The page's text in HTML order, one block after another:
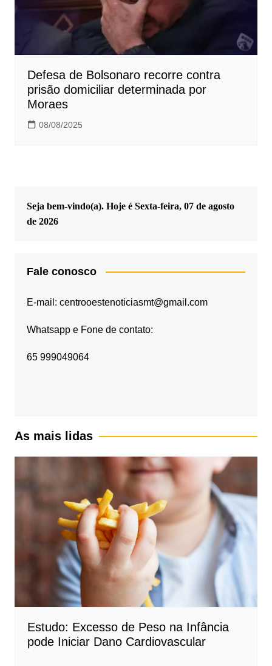
Defesa de Bolsonaro recorre contra
prisão domiciliar determinada por
Moraes
08/08/2025
Seja bem-vindo(a). Hoje é Sexta-feira, 07 de agosto
de 2026
Fale conosco
E-mail: centrooestenoticiasmt@gmail.com
Whatsapp e Fone de contato:
65 999049064
As mais lidas
Estudo: Excesso de Peso na Infância
pode Iniciar Dano Cardiovascular